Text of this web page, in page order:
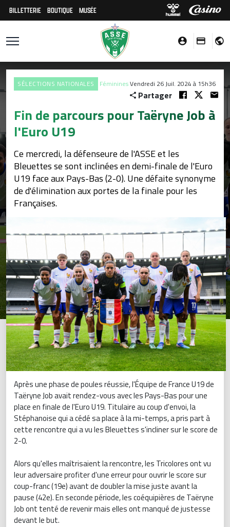
BILLETTERIE BOUTIQUE MUSÉE
SÉLECTIONS NATIONALES FémininesVendredi 26 Juil. 2024 à 15h36
Partager
Fin de parcours pour Taëryne Job à
l'Euro U19
Ce mercredi, la défenseure de l'ASSE et les
Bleuettes se sont inclinées en demi-finale de l'Euro
U19 face aux Pays-Bas (2-0). Une défaite synonyme
de d'élimination aux portes de la finale pour les
Françaises.
Après une phase de poules réussie, l'Équipe de France U19 de
Taëryne Job avait rendez-vous avec les Pays-Bas pour une
place en finale de l'Euro U19. Titulaire au coup d'envoi, la
Stéphanoise qui a cédé sa place à la mi-temps, a pris part à
cette rencontre qui a vu les Bleuettes s'incliner sur le score de
2-0.
Alors qu'elles maîtrisaient la rencontre, les Tricolores ont vu
leur adversaire profiter d'une erreur pour ouvrir le score sur
coup-franc (19e) avant de doubler la mise juste avant la
pause (42e). En seconde période, les coéquipières de Taëryne
Job ont tenté de revenir mais elles ont manqué de justesse
devant le but.